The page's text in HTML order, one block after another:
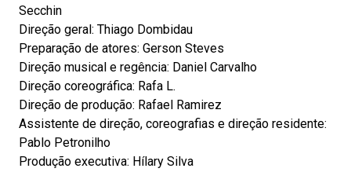
Secchin
Direção geral: Thiago Dombidau
Preparação de atores: Gerson Steves
Direção musical e regência: Daniel Carvalho
Direção coreográfica: Rafa L.
Direção de produção: Rafael Ramirez
Assistente de direção, coreografias e direção residente:
Pablo Petronilho
Produção executiva: Hílary Silva